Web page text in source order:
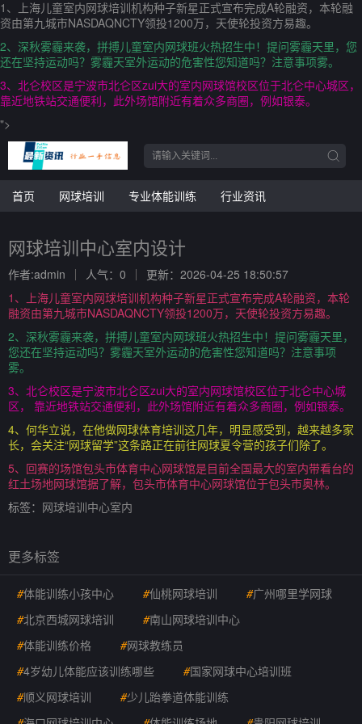
1、上海儿童室内网球培训机构种子新星正式宣布完成A轮融资，本轮融
资由第九城市NASDAQNCTY领投1200万，天使轮投资方易趣。
2、深秋雾霾来袭，拼搏儿童室内网球班火热招生中！提问雾霾天里，您
还在坚持运动吗？雾霾天室外运动的危害性您知道吗？注意事项雾。
3、北仑校区是宁波市北仑区zui大的室内网球馆校区位于北仑中心城区，
靠近地铁站交通便利，此外场馆附近有着众多商圈，例如银泰。
">
首页 网球培训 专业体能训练 行业资讯
网球培训中心室内设计
作者:admin 人气：0
更新：2026-04-25 18:50:57
1、上海儿童室内网球培训机构种子新星正式宣布完成A轮融资，本轮
融资由第九城市NASDAQNCTY领投1200万，天使轮投资方易趣。
2、深秋雾霾来袭，拼搏儿童室内网球班火热招生中！提问雾霾天里，
您还在坚持运动吗？雾霾天室外运动的危害性您知道吗？注意事项
雾。
3、北仑校区是宁波市北仑区zui大的室内网球馆校区位于北仑中心城
区， 靠近地铁站交通便利，此外场馆附近有着众多商圈，例如银泰。
4、何华立说，在他做网球体育培训这几年，明显感受到，越来越多家
长，会关注“网球留学”这条路正在前往网球夏令营的孩子们除了。
5、回赛的场馆包头市体育中心网球馆是目前全国最大的室内带看台的
红土场地网球馆据了解，包头市体育中心网球馆位于包头市奥林。
标签： 网球培训中心室内
更多标签
#体能训练小孩中心 #仙桃网球培训 #广州哪里学网球
#北京西城网球培训 #南山网球培训中心
#体能训练价格 #网球教练员
#4岁幼儿体能应该训练哪些 #国家网球中心培训班
#顺义网球培训 #少儿跆拳道体能训练